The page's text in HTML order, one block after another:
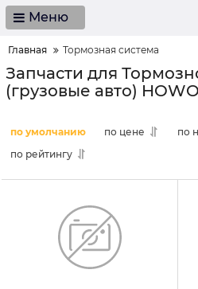
Меню
Главная Тормозная система
Запчасти для
(грузовые авто)
по умолчанию по цене
по
по рейтингу